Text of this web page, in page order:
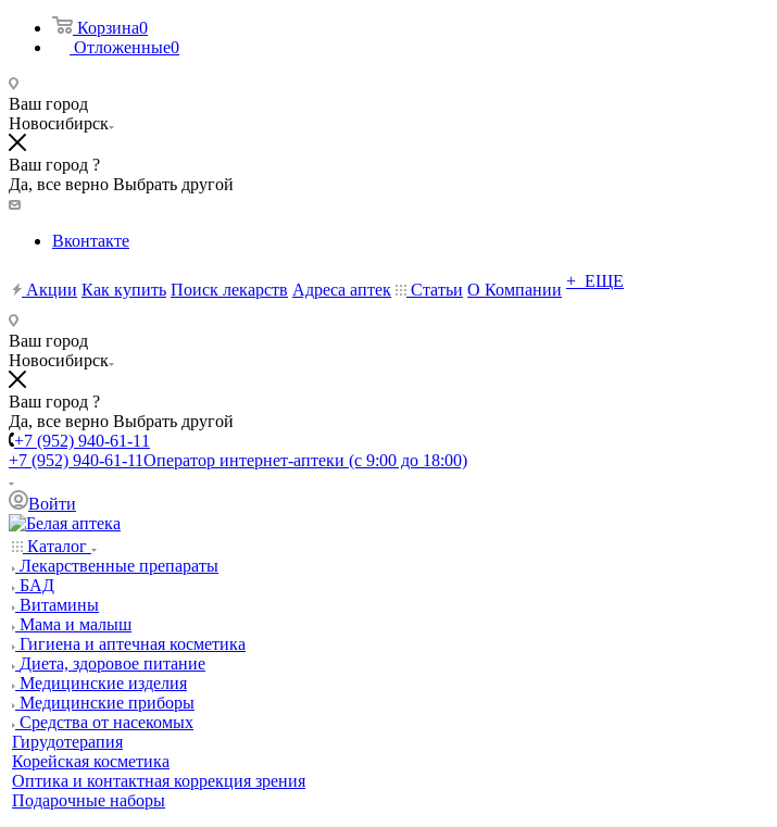
Корзина0
Отложенные0
Ваш город
Новосибирск
Ваш город ?
Да, все верно Выбрать другой
Вконтакте
Акции Как купить Поиск лекарств Адреса аптек Статьи О Компании + ЕЩЕ
Ваш город
Новосибирск
Ваш город ?
Да, все верно Выбрать другой
+7 (952) 940-61-11
+7 (952) 940-61-11Оператор интернет-аптеки (с 9:00 до 18:00)
Войти
Каталог
Лекарственные препараты
БАД
Витамины
Мама и малыш
Гигиена и аптечная косметика
Диета, здоровое питание
Медицинские изделия
Медицинские приборы
Средства от насекомых
Гирудотерапия
Корейская косметика
Оптика и контактная коррекция зрения
Подарочные наборы